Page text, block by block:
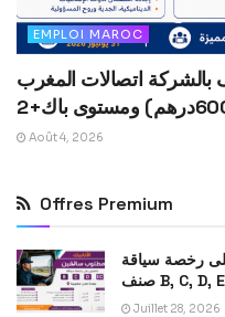
EMPLOI MAROC
بالشركة اتصالات المغرب
Août 4, 2026
Offres Premium
رخصة سياقة
Juillet 28, 2026